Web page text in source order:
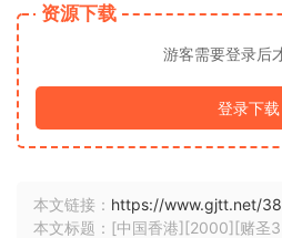
资源下载
游客需要登录后
登录下载
本文链接： https://www.gjtt.net/
本文标题：[中国香港][2000][赌圣